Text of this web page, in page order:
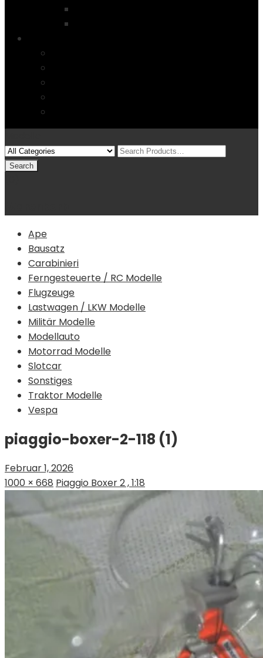
Ape
Bausatz
Carabinieri
Ferngesteuerte / RC Modelle
Flugzeuge
Lastwagen / LKW Modelle
Militär Modelle
Modellauto
Motorrad Modelle
Slotcar
Sonstiges
Traktor Modelle
Vespa
piaggio-boxer-2-118 (1)
Februar 1, 2026
1000 × 668 Piaggio Boxer 2 , 1:18